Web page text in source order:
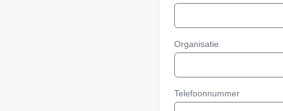
Organisatie
Telefoonnummer